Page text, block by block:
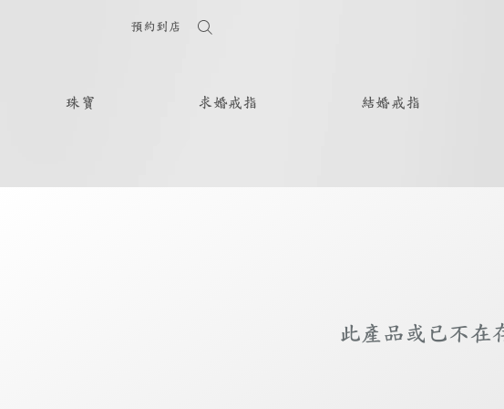
預約到店
珠寶 求婚戒指 結婚戒指
此產品或已不在